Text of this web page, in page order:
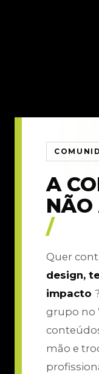
A
NÃO
/
Quer
design,
impacto
grupo no
mão e